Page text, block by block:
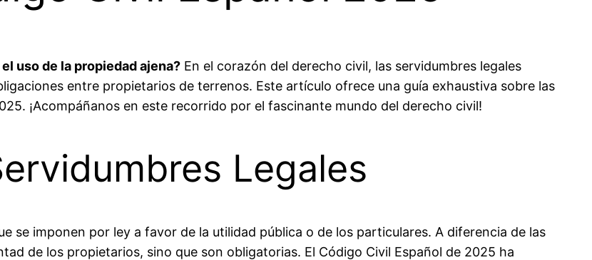
uso de la propiedad ajena? En el corazón del derecho civil, las servidumbres legales
entre propietarios de terrenos. Este artículo ofrece una guía exhaustiva sobre las
¡Acompáñanos en este recorrido por el fascinante mundo del derecho civil!
Legales
se imponen por ley a favor de la utilidad pública o de los particulares. A diferencia de las
de los propietarios, sino que son obligatorias. El Código Civil Español de 2025 ha